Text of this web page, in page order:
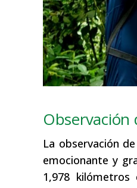
Observación
La observación
emocionante y
1,978